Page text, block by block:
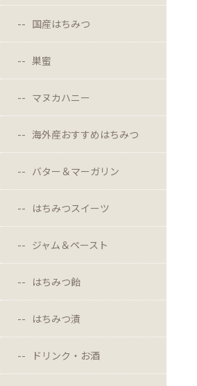
国産はちみつ
巣蜜
マヌカハニー
海外産おすすめはちみつ
バター＆マーガリン
はちみつスイーツ
ジャム＆ペースト
はちみつ飴
はちみつ漬
ドリンク・お酒